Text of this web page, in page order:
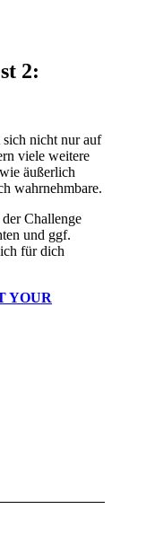
2:
nicht nur auf
viele weitere
äußerlich
wahrnehmbare.
Challenge
und ggf.
für dich
YOUR